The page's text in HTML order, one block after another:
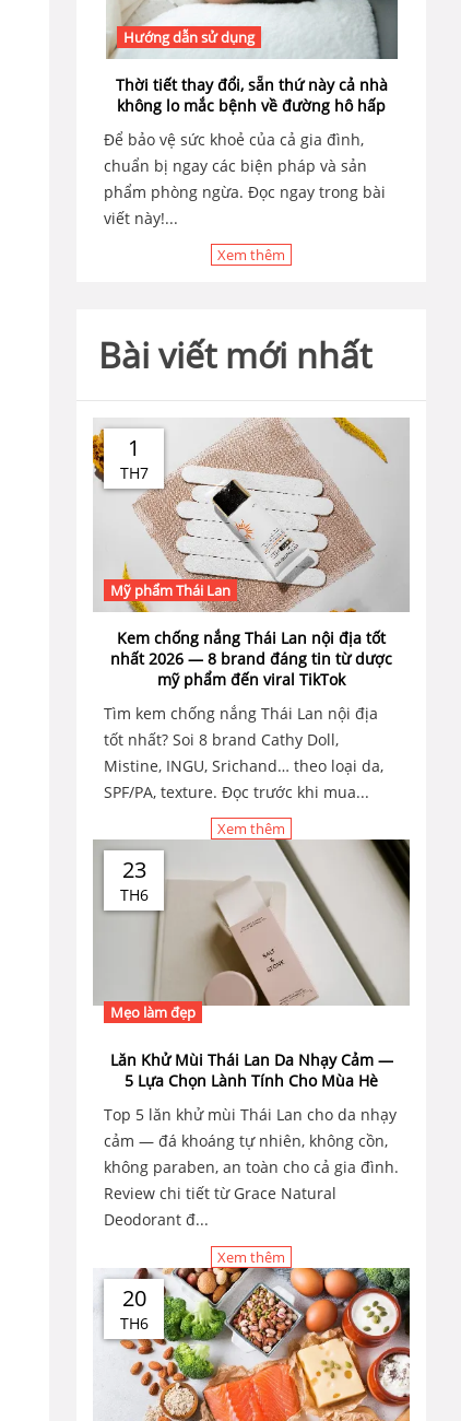
Hướng dẫn sử dụng
Thời tiết thay đổi, sẵn thứ này cả nhà
không lo mắc bệnh về đường hô hấp
Để bảo vệ sức khoẻ của cả gia đình,
chuẩn bị ngay các biện pháp và sản
phẩm phòng ngừa. Đọc ngay trong bài
viết này!...
Xem thêm
Bài viết mới nhất
1
TH7
Mỹ phẩm Thái Lan
Kem chống nắng Thái Lan nội địa tốt
nhất 2026 — 8 brand đáng tin từ dược
mỹ phẩm đến viral TikTok
Tìm kem chống nắng Thái Lan nội địa
tốt nhất? Soi 8 brand Cathy Doll,
Mistine, INGU, Srichand… theo loại da,
SPF/PA, texture. Đọc trước khi mua...
Xem thêm
23
TH6
Mẹo làm đẹp
Lăn Khử Mùi Thái Lan Da Nhạy Cảm —
5 Lựa Chọn Lành Tính Cho Mùa Hè
Top 5 lăn khử mùi Thái Lan cho da nhạy
cảm — đá khoáng tự nhiên, không cồn,
không paraben, an toàn cho cả gia đình.
Review chi tiết từ Grace Natural
Deodorant đ...
Xem thêm
20
TH6